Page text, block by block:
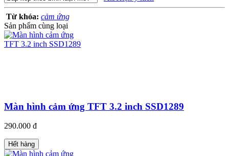
Từ khóa: cảm ứng
Sản phẩm cùng loại
Màn hình cảm ứng TFT 3.2 inch SSD1289
290.000 đ
Hết hàng